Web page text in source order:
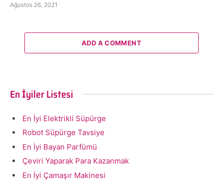
Ağustos 26, 2021
ADD A COMMENT
En İyiler Listesi
En İyi Elektrikli Süpürge
Robot Süpürge Tavsiye
En İyi Bayan Parfümü
Çeviri Yaparak Para Kazanmak
En İyi Çamaşır Makinesi